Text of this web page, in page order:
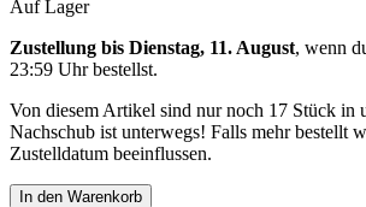
Auf Lager
Zustellung bis Dienstag, 11. August, wenn
23:59 Uhrbestellst.
Von diesem Artikel sind nur noch 17 Stück in
Nachschub ist unterwegs! Falls mehr bestellt
Zustelldatum beeinflussen.
In den Warenkorb